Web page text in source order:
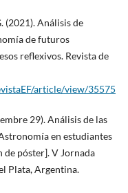
(2021). Análisis de
de futuros
reflexivos. Revista de
article/view/35575
29). Análisis de las
en estudiantes
de póster]. V Jornada
Plata, Argentina.